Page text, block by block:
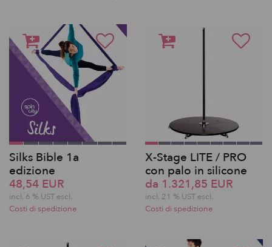
Silks Bible 1a
edizione
48,54 EUR
incl. 6 % UST escl.
Costi di spedizione
X-Stage LITE / PRO
con palo in silicone
da 1.321,85 EUR
incl. 21 % UST escl.
Costi di spedizione